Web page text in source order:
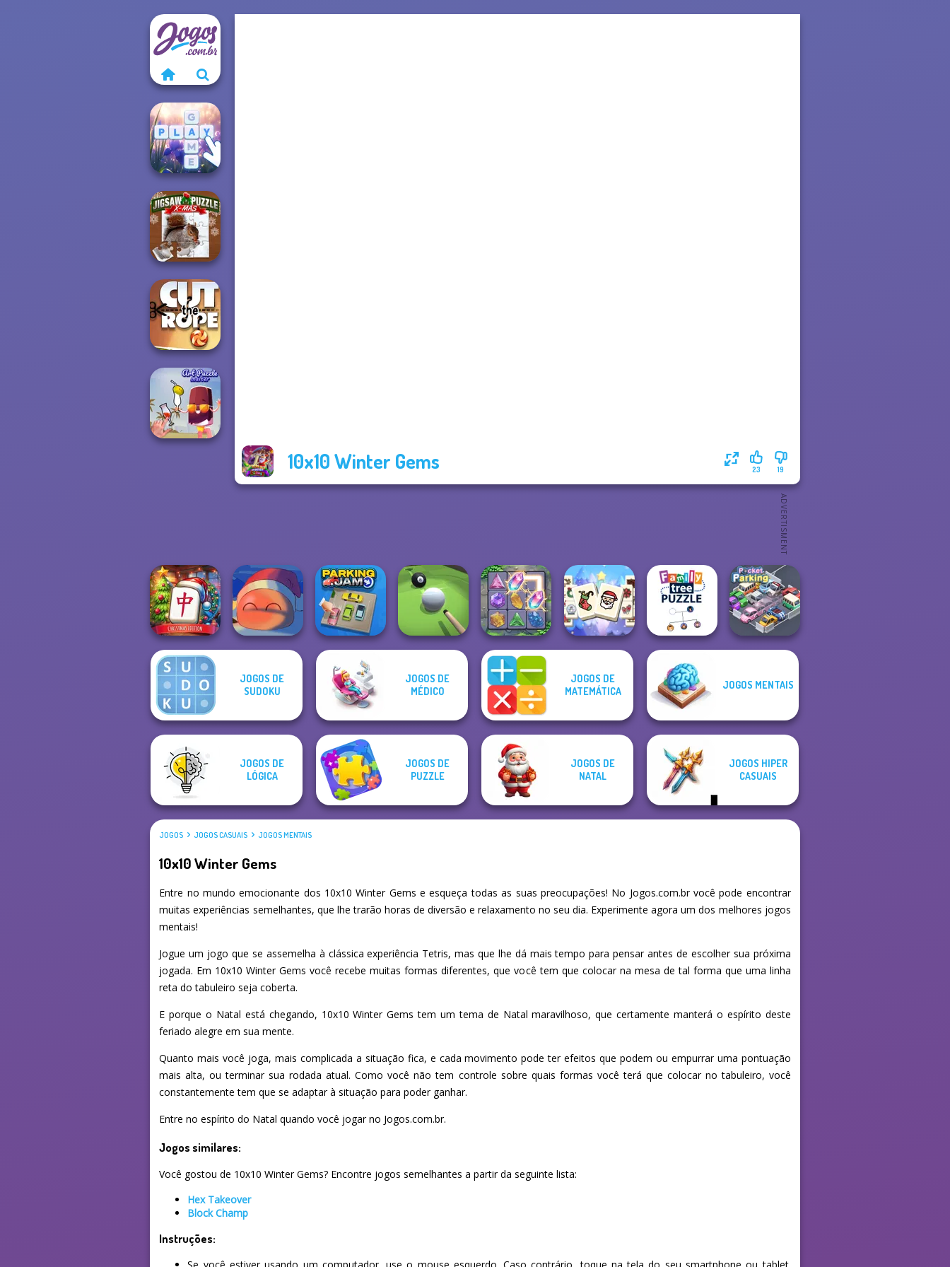
10x10 Winter Gems 19
23
Bubble Letters
Jigsaw Puzzle
XMas
Cut the Rope
Mahjong at
Home -
Christmas Ed...
Fireblob Winter Parking Jam Pool Master 3D Crystal Connect
Mahjong
Christmas
Holiday
Family Tree
Puzzle
JOGOS DE
SUDOKU
JOGOS DE
MÉDICO
JOGOS DE
MATEMÁTICA
JOGOS MENTAIS
JOGOS DE
LÓGICA
JOGOS DE
PUZZLE
JOGOS DE
NATAL
JOGOS HIPER
CASUAIS
JOGOS JOGOS CASUAIS JOGOS MENTAIS
10x10 Winter Gems
Entre no mundo emocionante dos 10x10 Winter Gems e esqueça todas as suas preocupações! No Jogos.com.br você pode encontrar
muitas experiências semelhantes, que lhe trarão horas de diversão e relaxamento no seu dia. Experimente agora um dos melhores jogos
mentais!
Jogue um jogo que se assemelha à clássica experiência Tetris, mas que lhe dá mais tempo para pensar antes de escolher sua próxima
jogada. Em 10x10 Winter Gems você recebe muitas formas diferentes, que você tem que colocar na mesa de tal forma que uma linha
reta do tabuleiro seja coberta.
E porque o Natal está chegando, 10x10 Winter Gems tem um tema de Natal maravilhoso, que certamente manterá o espírito deste
feriado alegre em sua mente.
Quanto mais você joga, mais complicada a situação fica, e cada movimento pode ter efeitos que podem ou empurrar uma pontuação
mais alta, ou terminar sua rodada atual. Como você não tem controle sobre quais formas você terá que colocar no tabuleiro, você
constantemente tem que se adaptar à situação para poder ganhar.
Entre no espírito do Natal quando você jogar no Jogos.com.br.
Jogos similares:
Você gostou de 10x10 Winter Gems? Encontre jogos semelhantes a partir da seguinte lista:
Hex Takeover
Block Champ
Instruções: